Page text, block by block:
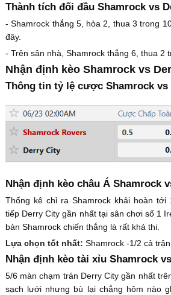
Thành tích đối đầu Shamrock vs
- Shamrock thắng 5, hòa 2, thua 3 trong
đây.
- Trên sân nhà, Shamrock thắng 6, thua 2
Nhận định kèo Shamrock vs
Thông tin tỷ lệ cược Shamrock vs
Nhận định kèo châu Á Shamrock
Thống kê chỉ ra Shamrock khải hoàn tới
tiếp Derry City gần nhất tại sân chơi số 1
bản Shamrock chiến thắng là rất khả thi.
Lựa chọn tốt nhất: Shamrock -1/2 cả trận
Nhận định kèo tài xỉu Shamrock
5/6 màn chạm trán Derry City gần nhất
sạch lưới nhưng bù lại chẳng hôm nào